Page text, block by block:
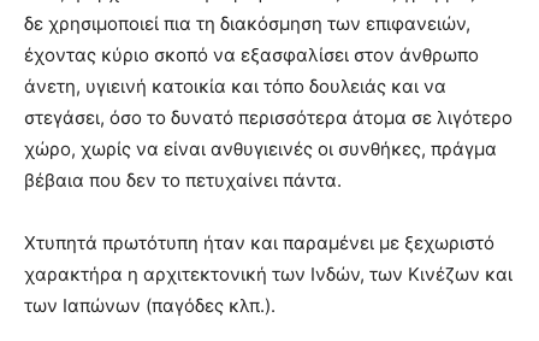
δε χρησιμοποιεί πια τη διακόσμηση των επιφανειών,
έχοντας κύριο σκοπό να εξασφαλίσει στον άνθρωπο
άνετη, υγιεινή κατοικία και τόπο δουλειάς και να
στεγάσει, όσο το δυνατό περισσότερα άτομα σε λιγότερο
χώρο, χωρίς να είναι ανθυγιεινές οι συνθήκες, πράγμα
βέβαια που δεν το πετυχαίνει πάντα.
Χτυπητά πρωτότυπη ήταν και παραμένει με ξεχωριστό
χαρακτήρα η αρχιτεκτονική των Ινδών, των Κινέζων και
των Ιαπώνων (παγόδες κλπ.).